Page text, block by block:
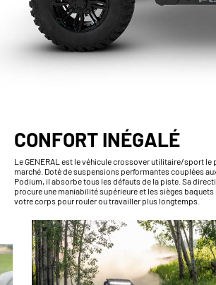
CONFORT INÉGALÉ
Le GENERAL est le véhicule crossover utilitaire/sport le
marché. Doté de suspensions performantes couplées
Podium, il absorbe tous les défauts de la piste. Sa
procure une maniabilité supérieure et les sièges
votre corps pour rouler ou travailler plus longtemps.